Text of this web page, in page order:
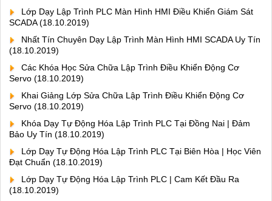
Lớp Dạy Lập Trình PLC Màn Hình HMI Điều Khiển Giám Sát
SCADA(18.10.2019)
Nhất Tín Chuyên Dạy Lập Trình Màn Hình HMI SCADA Uy Tín
(18.10.2019)
Các Khóa Học Sửa Chữa Lập Trình Điều Khiển Động Cơ
Servo (18.10.2019)
Khai Giảng Lớp Sửa Chữa Lập Trình Điều Khiển Động Cơ
Servo (18.10.2019)
Khóa Dạy Tự Động Hóa Lập Trình PLC Tại Đồng Nai | Đảm
Bảo Uy Tín (18.10.2019)
Lớp Dạy Tự Động Hóa Lập Trình PLC Tại Biên Hòa | Học Viên
Đạt Chuẩn (18.10.2019)
Lớp Dạy Tự Động Hóa Lập Trình PLC | Cam Kết Đầu Ra
(18.10.2019)